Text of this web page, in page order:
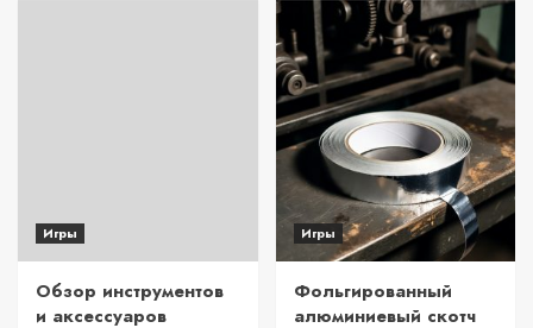
Игры
Обзор инструментов
и аксессуаров
Игры
Фольгированный
алюминиевый скотч